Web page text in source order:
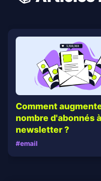
Comment
nombre d'abonnés
newsletter ?
#email